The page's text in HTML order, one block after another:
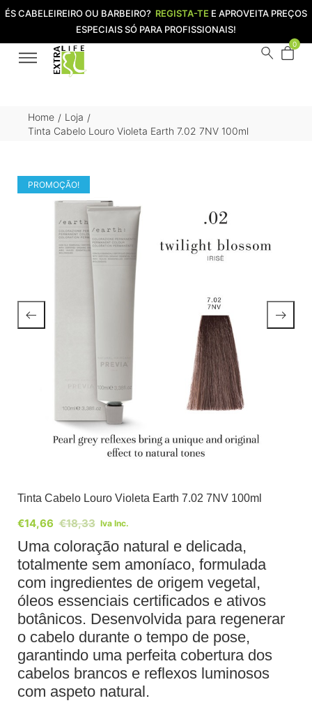
ÉS CABELEIREIRO OU BARBEIRO? REGISTA-TE E APROVEITA PREÇOS
ESPECIAIS SÓ PARA PROFISSIONAIS!
0
Home / Loja /
Tinta Cabelo Louro Violeta Earth 7.02 7NV 100ml
PROMOÇÃO!
Tinta Cabelo Louro Violeta Earth 7.02 7NV 100ml
€18,33
€14,66 Iva Inc.
Uma coloração natural e delicada,
totalmente sem amoníaco, formulada
com ingredientes de origem vegetal,
óleos essenciais certificados e ativos
botânicos. Desenvolvida para regenerar
o cabelo durante o tempo de pose,
garantindo uma perfeita cobertura dos
cabelos brancos e reflexos luminosos
com aspeto natural.